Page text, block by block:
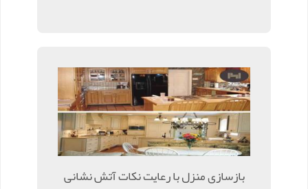
بازسازی منزل با رعایت نکات آتش نشانی